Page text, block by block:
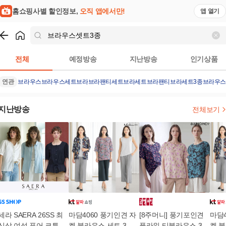
홈쇼핑사별 할인정보, 오직 앱에서만! 앱 열기
전체 예정방송 지난방송 인기상품
연관 브라우스브라우스세트브라브라팬티세트브라세트브라팬티 브라세트3종브라우
난방송 전체보기
라 SAERA 26SS 최
마담4060 풍기인견 자 [8주머니] 풍기포인견
마담